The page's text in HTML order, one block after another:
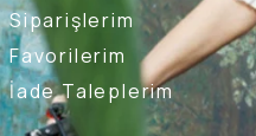
Siparişlerim
Favorilerim
İade Taleplerim